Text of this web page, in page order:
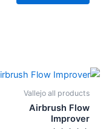
Vallejo all products
Airbrush Flow
Improver